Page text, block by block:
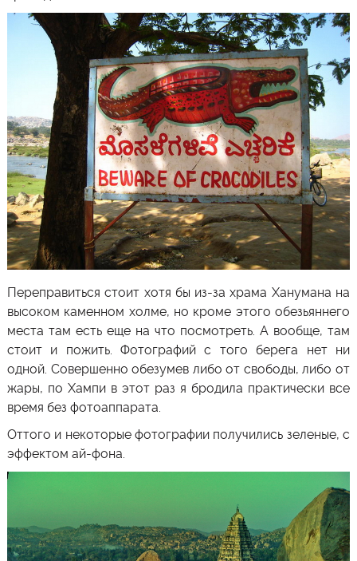
Переправиться стоит хотя бы из-за храма Ханумана на
высоком каменном холме, но кроме этого обезьяннего
места там есть еще на что посмотреть. А вообще, там
стоит и пожить. Фотографий с того берега нет ни
одной. Совершенно обезумев либо от свободы, либо от
жары, по Хампи в этот раз я бродила практически все
время без фотоаппарата.
Оттого и некоторые фотографии получились зеленые, с
эффектом ай-фона.